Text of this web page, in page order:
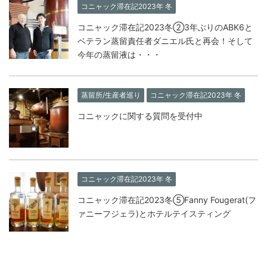
コニャック滞在記2023年 冬
コニャック滞在記2023冬②3年ぶりのABK6と
ベテラン蒸留責任者ダニエル氏と再会！そして
今年の蒸留液は・・・
蒸留所/生産者巡り コニャック滞在記2023年 冬
コニャックに関する質問を受付中
コニャック滞在記2023年 冬
コニャック滞在記2023冬⑤Fanny Fougerat(フ
ァニーフジェラ)とホテルテイスティング